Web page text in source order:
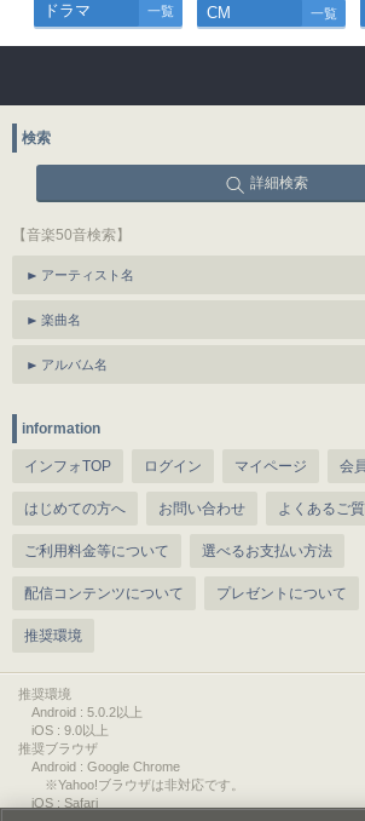
ドラマ 一覧 CM 一覧
検索
詳細検索
【音楽50音検索】
アーティスト名
楽曲名
アルバム名
information
インフォTOP ログイン マイページ 会
はじめての方へ お問い合わせ よくあるご
ご利用料金等について 選べるお支払い方法
配信コンテンツについて プレゼントについて
推奨環境
推奨環境
Android : 5.0.2以上
iOS : 9.0以上
推奨ブラウザ
Android : Google Chrome
※Yahoo!ブラウザは非対応です。
iOS : Safari